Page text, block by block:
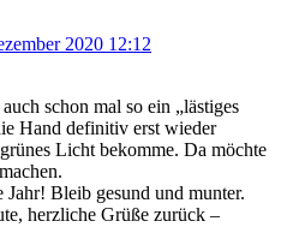
2020 12:12
schon mal so ein „lästiges
Hand definitiv erst wieder
Licht bekomme. Da möchte
Bleib gesund und munter.
herzliche Grüße zurück –